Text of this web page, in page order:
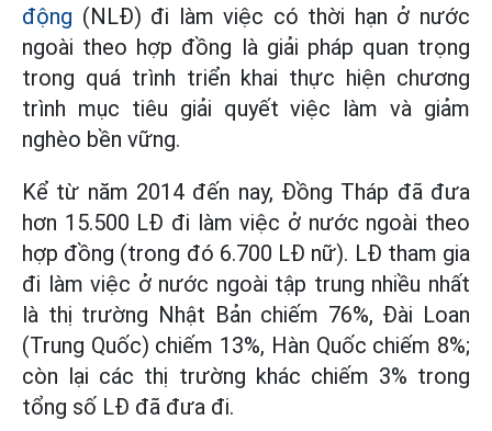
động (NLĐ) đi làm việc có thời hạn ở nước
ngoài theo hợp đồng là giải pháp quan trọng
trong quá trình triển khai thực hiện chương
trình mục tiêu giải quyết việc làm và giảm
nghèo bền vững.
Kể từ năm 2014 đến nay, Đồng Tháp đã đưa
hơn 15.500 LĐ đi làm việc ở nước ngoài theo
hợp đồng (trong đó 6.700 LĐ nữ). LĐ tham gia
đi làm việc ở nước ngoài tập trung nhiều nhất
là thị trường Nhật Bản chiếm 76%, Đài Loan
(Trung Quốc) chiếm 13%, Hàn Quốc chiếm 8%;
còn lại các thị trường khác chiếm 3% trong
tổng số LĐ đã đưa đi.